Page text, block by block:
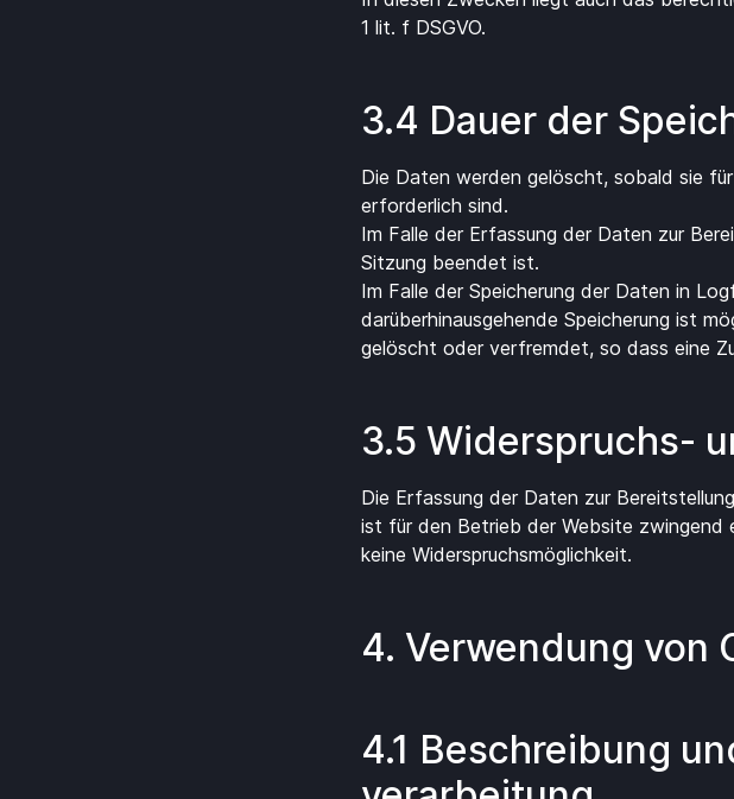
1 lit. f DSGVO.
3.4 Dauer der
Die Daten werden gelöscht, sobald sie
erforderlich sind.
Im Falle der Erfassung der Daten zur
Sitzung beendet ist.
Im Falle der Speicherung der Daten in
darüberhinausgehende Speicherung ist
gelöscht oder verfremdet, so dass eine
3.5 Widerspruchs-
Die Erfassung der Daten zur
ist für den Betrieb der Website
keine Widerspruchsmöglichkeit.
4. Verwendung von
4.1 Beschreibung